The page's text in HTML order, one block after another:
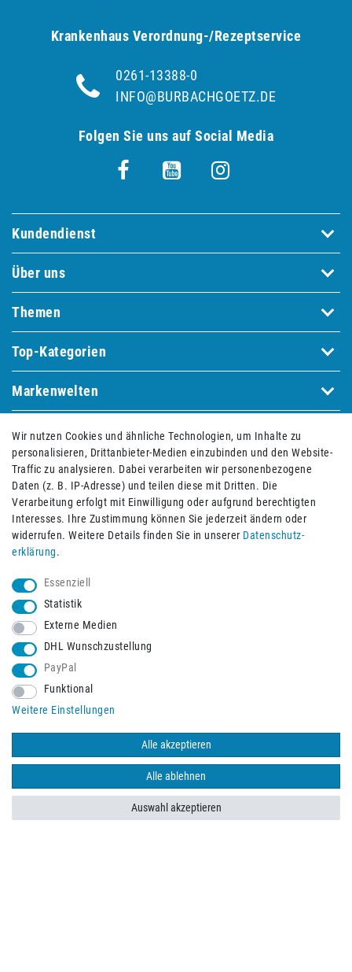
Krankenhaus Verordnung-/Rezeptservice
0261-13388-0
INFO@BURBACHGOETZ.DE
Folgen Sie uns auf Social Media
Kundendienst
Über uns
Themen
Top-Kategorien
Markenwelten
Bequem und sicher bezahlen mit
Wir nutzen Cookies und ähnliche Technologien, um Inhalte zu
personalisieren, Drittanbieter-Medien einzubinden und den Website-
Traffic zu analysieren. Dabei verarbeiten wir personenbezogene
Daten (z. B. IP-Adresse) und teilen diese mit Dritten. Die
Verarbeitung erfolgt mit Einwilligung oder aufgrund berechtigten
Interesses. Ihre Zustimmung können Sie jederzeit ändern oder
widerrufen. Weitere Details finden Sie in unserer Daten­schutz­
erklärung.
Essenziell
Statistik
Externe Medien
DHL Wunschzustellung
PayPal
Funktional
Weitere Einstellungen
Alle akzeptieren
Alle ablehnen
Auswahl akzeptieren